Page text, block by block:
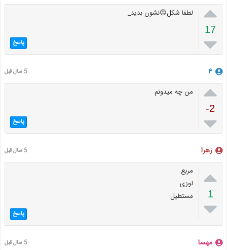

17

لطفا شکل😡نشون بدید_
پاسخ
‌‌‌۴ 5 سال قبل

-2

من چه میدونم
پاسخ
زهرا 5 سال قبل

1

مربع
لوزی
مستطيل
پاسخ
مهسا 5 سال قبل